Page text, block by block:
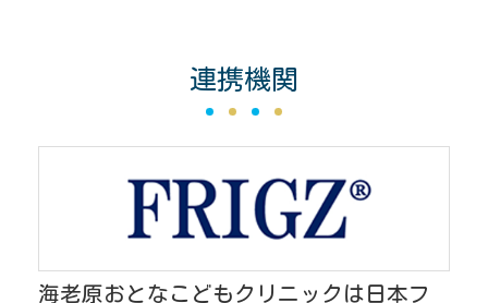
連携機関
海老原おとなこどもクリニックは日本フ